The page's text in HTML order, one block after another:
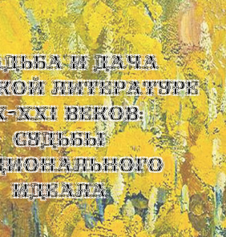
И ДАЧА
ЛИТЕРАТУРЕ
XXI ВЕКОВ:
СУДЬБЫ
ИДЕАЛА